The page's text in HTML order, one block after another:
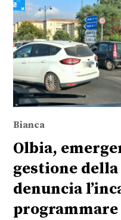
Bianca
Olbia,
gestione
denuncia
programmare